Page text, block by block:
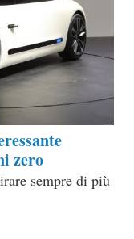
zero
sempre di più